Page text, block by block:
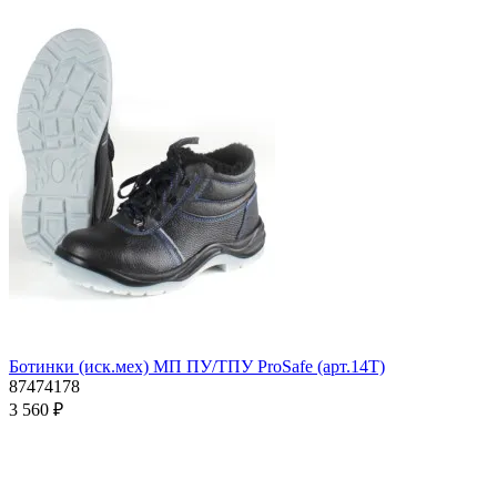
Ботинки (иск.мех) МП ПУ/ТПУ ProSafe (арт.14Т)
87474178
3 560 ₽